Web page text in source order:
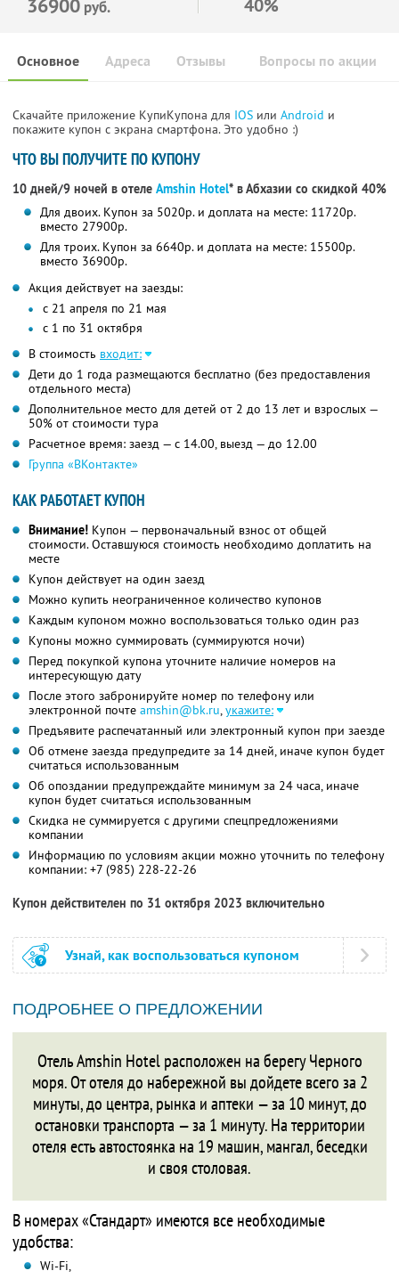
36900 руб. 40%
Основное Отзывы Вопросы по акции
Адреса
Скачайте приложение КупиКупона для IOS или Android и
покажите купон с экрана смартфона. Это удобно :)
ЧТО ВЫ ПОЛУЧИТЕ ПО КУПОНУ
10 дней/9 ночей в отеле Amshin Hotel* в Абхазии со скидкой 40%
Для двоих. Купон за 5020р. и доплата на месте: 11720р.
вместо 27900р.
Для троих. Купон за 6640р. и доплата на месте: 15500р.
вместо 36900р.
Акция действует на заезды:
с 21 апреля по 21 мая
с 1 по 31 октября
В стоимость входит:
Дети до 1 года размещаются бесплатно (без предоставления
отдельного места)
Дополнительное место для детей от 2 до 13 лет и взрослых —
50% от стоимости тура
Расчетное время: заезд — с 14.00, выезд — до 12.00
Группа «ВКонтакте»
КАК РАБОТАЕТ КУПОН
Внимание! Купон — первоначальный взнос от общей
стоимости. Оставшуюся стоимость необходимо доплатить на
месте
Купон действует на один заезд
Можно купить неограниченное количество купонов
Каждым купоном можно воспользоваться только один раз
Купоны можно суммировать (суммируются ночи)
Перед покупкой купона уточните наличие номеров на
интересующую дату
После этого забронируйте номер по телефону или
электронной почте amshin@bk.ru, укажите:
Предъявите распечатанный или электронный купон при заезде
Об отмене заезда предупредите за 14 дней, иначе купон будет
считаться использованным
Об опоздании предупреждайте минимум за 24 часа, иначе
купон будет считаться использованным
Скидка не суммируется с другими спецпредложениями
компании
Информацию по условиям акции можно уточнить по телефону
компании: +7 (985) 228-22-26
Купон действителен по 31 октября 2023 включительно
Узнай, как воспользоваться купоном
ПОДРОБНЕЕ О ПРЕДЛОЖЕНИИ
Отель Amshin Hotel расположен на берегу Черного
моря. От отеля до набережной вы дойдете всего за 2
минуты, до центра, рынка и аптеки — за 10 минут, до
остановки транспорта — за 1 минуту. На территории
отеля есть автостоянка на 19 машин, мангал, беседки
и своя столовая.
В номерах «Стандарт» имеются все необходимые
удобства:
Wi-Fi,